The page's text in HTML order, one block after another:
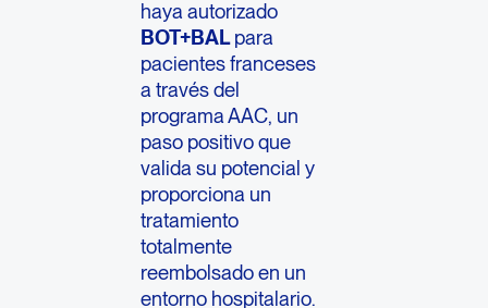
haya autorizado
BOT+BALpara
pacientes franceses
a través del
programa AAC, un
paso positivo que
valida su potencial y
proporciona un
tratamiento
totalmente
reembolsado en un
entorno hospitalario.